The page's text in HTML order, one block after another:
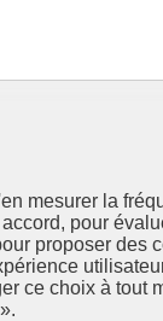
mesurer la
pour
proposer des
ce choix à tout
».